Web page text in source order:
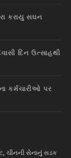
કરાયુ સઘન
દિન ઉત્સાહથી
કર્મચારીઓ પર
ચીનની સેનાનું સડક